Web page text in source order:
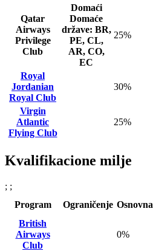
Qatar
Airways
Privilege
Club
Domaći
Domaće
države: BR,
PE, CL,
AR, CO,
EC
25%
Royal
Jordanian
Royal Club
30%
Virgin
Atlantic
Flying Club
25%
Kvalifikacione milje
; ;
Program
Ograničenje Osnovna
British
Airways
Club
0%